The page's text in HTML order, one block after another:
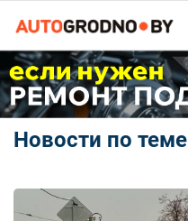
Новости по теме